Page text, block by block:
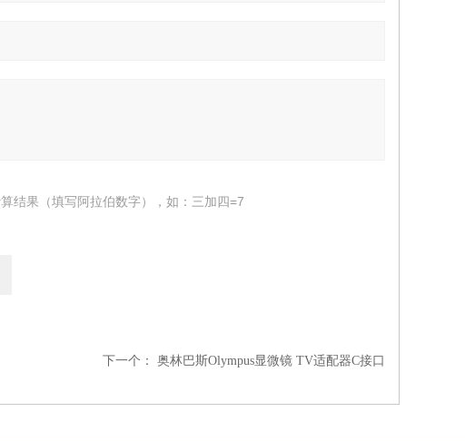
结果（填写阿拉伯数字），如：三加四=7
下一个： 奥林巴斯Olympus显微镜 TV适配器C接口